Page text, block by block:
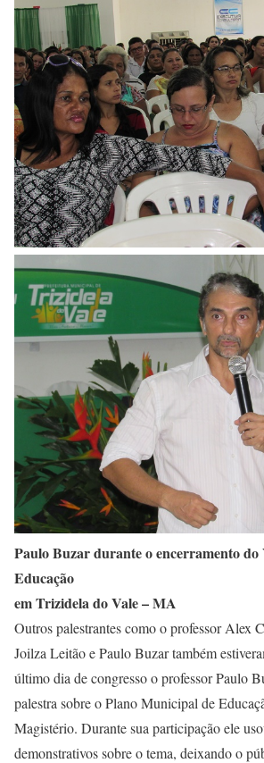
Paulo Buzar durante o encerramento
Educação
em Trizidela do Vale – MA
Outros palestrantes como o professor Alex
Joilza Leitão e Paulo Buzar também
último dia de congresso o professor Paulo
palestra sobre o Plano Municipal de
Magistério. Durante sua participação ele
demonstrativos sobre o tema, deixando o